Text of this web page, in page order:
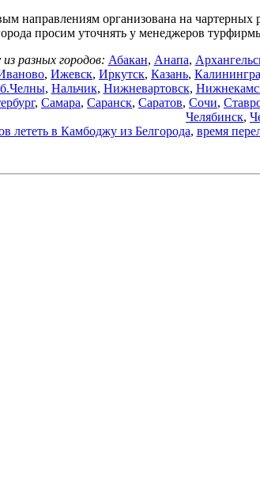
направлениям организована на
просим уточнять у менеджеров
разных городов: Абакан, Анапа,
, Ижевск, Иркутск, Казань,
, Нальчик, Нижневартовск,
, Самара, Саранск, Саратов, Сочи,
Челябинск,
лететь в Камбоджу из Белгорода, время